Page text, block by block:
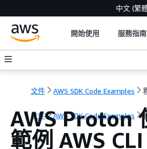
中文 (繁
開始使用 服務指南
文件 AWS SDK Code Examples
文件 AWS SDK Code Examples
AWS Proton
範例 AWS CLI